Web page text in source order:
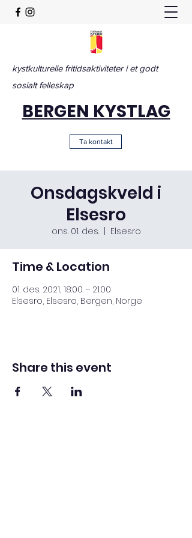
kystkulturelle fritidsaktiviteter i et godt
sosialt felleskap
BERGEN KYSTLAG
Ta kontakt
Onsdagskveld i
Elsesro
ons. 01. des.
  |
Elsesro
Time & Location
01. des. 2021, 18:00 – 21:00
Elsesro, Elsesro, Bergen, Norge
Share this event